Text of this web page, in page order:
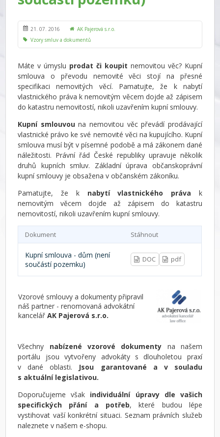
21. 07. 2016
AK Pajerová s.r.o.
Vzory smluv a dokumentů
Máte v úmyslu prodat či koupit nemovitou věc? Kupní
smlouva o převodu nemovité věci stojí na přesné
specifikaci nemovitých věcí. Pamatujte, že k nabytí
vlastnického práva k nemovitým věcem dojde až zápisem
do katastru nemovitostí, nikoli uzavřením kupní smlouvy.
Kupní smlouvouna nemovitou věc převádí prodávající
vlastnické právo ke své nemovité věci na kupujícího. Kupní
smlouva musí být v písemné podobě a má zákonem dané
náležitosti. Právní řád České republiky upravuje několik
druhů kupních smluv. Základní úprava občanskoprávní
kupní smlouvy je obsažena v občanském zákoníku.
Pamatujte, že k nabytí vlastnického práva k
nemovitým věcem dojde až zápisem do katastru
nemovitostí, nikoli uzavřením kupní smlouvy.
Dokument Stáhnout
Kupní smlouva - dům (není
součástí pozemku)
DOC pdf
Vzorové smlouvy a dokumenty připravil
náš partner - renomovaná advokátní
kancelář AK Pajerová s.r.o.
Všechny nabízené vzorové dokumenty na našem
portálu jsou vytvořeny advokáty s dlouholetou praxí
v dané oblasti. Jsou garantované a v souladu
s aktuální legislativou.
Doporučujeme však individuální úpravy dle vašich
specifických přání a potřeb, které budou lépe
vystihovat vaší konkrétní situaci. Seznam právních služeb
naleznete v našem e-shopu.